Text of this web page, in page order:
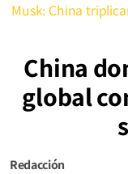
Musk: China
China
global
Redacción